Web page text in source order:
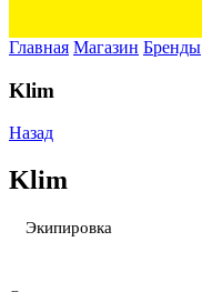
Главная Магазин Бренды
Klim
Назад
Klim
Экипировка